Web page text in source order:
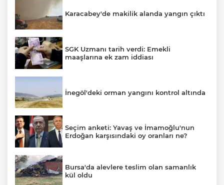
Karacabey'de makilik alanda yangın çıktı
SGK Uzmanı tarih verdi: Emekli
maaşlarına ek zam iddiası
İnegöl'deki orman yangını kontrol altında
Seçim anketi: Yavaş ve İmamoğlu'nun
Erdoğan karşısındaki oy oranları ne?
Bursa'da alevlere teslim olan samanlık
kül oldu